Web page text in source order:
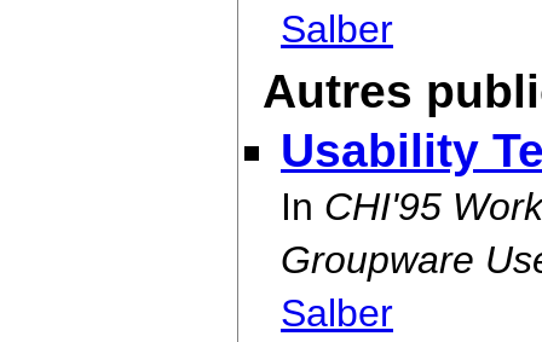
Salber
Autres
Usability
In CHI'95
Groupware
Salber